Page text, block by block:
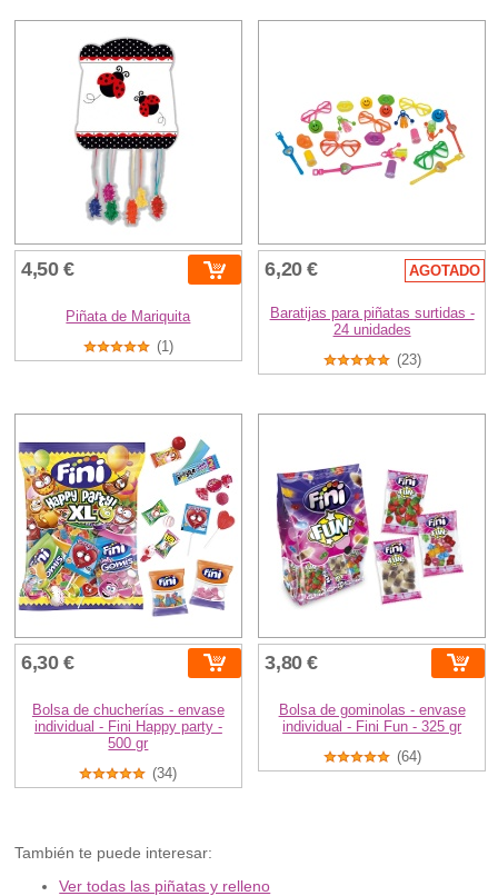
4,50 €
Piñata de Mariquita
(1)
6,20 € AGOTADO
Baratijas para piñatas surtidas -
24 unidades
(23)
6,30 €
Bolsa de chucherías - envase
individual - Fini Happy party -
500 gr
(34)
3,80 €
Bolsa de gominolas - envase
individual - Fini Fun - 325 gr
(64)
También te puede interesar:
Ver todas las piñatas y relleno